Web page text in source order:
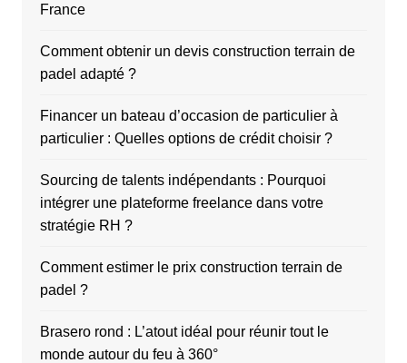
France
Comment obtenir un devis construction terrain de
padel adapté ?
Financer un bateau d’occasion de particulier à
particulier : Quelles options de crédit choisir ?
Sourcing de talents indépendants : Pourquoi
intégrer une plateforme freelance dans votre
stratégie RH ?
Comment estimer le prix construction terrain de
padel ?
Brasero rond : L’atout idéal pour réunir tout le
monde autour du feu à 360°